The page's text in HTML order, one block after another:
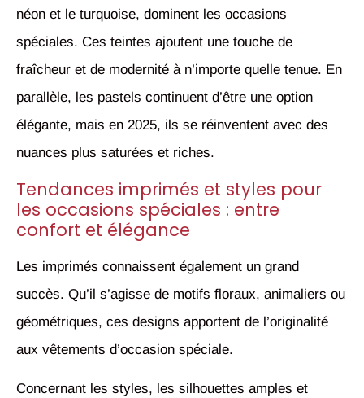
néon et le turquoise, dominent les occasions
spéciales. Ces teintes ajoutent une touche de
fraîcheur et de modernité à n’importe quelle tenue. En
parallèle, les pastels continuent d’être une option
élégante, mais en 2025, ils se réinventent avec des
nuances plus saturées et riches.
Tendances imprimés et styles pour
les occasions spéciales : entre
confort et élégance
Les imprimés connaissent également un grand
succès. Qu’il s’agisse de motifs floraux, animaliers ou
géométriques, ces designs apportent de l’originalité
aux vêtements d’occasion spéciale.
Concernant les styles, les silhouettes amples et